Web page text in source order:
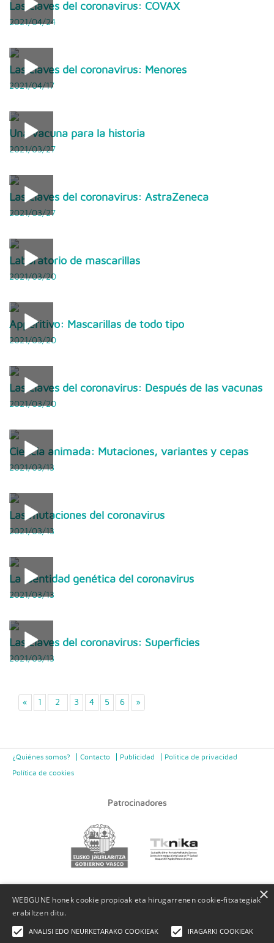
Las claves del coronavirus: COVAX
2021/04/24
Las claves del coronavirus: Menores
2021/04/17
Una vacuna para la historia
2021/03/27
Las claves del coronavirus: AstraZeneca
2021/03/27
Laboratorio de mascarillas
2021/03/20
Apperitivo: Mascarillas de todo tipo
2021/03/20
Las claves del coronavirus: Después de las vacunas
2021/03/20
Ciencia animada: Mutaciones, variantes y cepas
2021/03/13
Las mutaciones del coronavirus
2021/03/13
La identidad genética del coronavirus
2021/03/13
Las claves del coronavirus: Superficies
2021/03/13
« 1 2 3 4 5 6 »
¿Quiénes somos? Contacto Publicidad Politica de privacidad
Política de cookies
Patrocinadores
WEBGUNE honek cookie propioak eta hirugarrenen cookie-fitxategiak
erabiltzen ditu.
ANALISI EDO NEURKETARAKO COOKIEAK IRAGARKI COOKIEAK
×